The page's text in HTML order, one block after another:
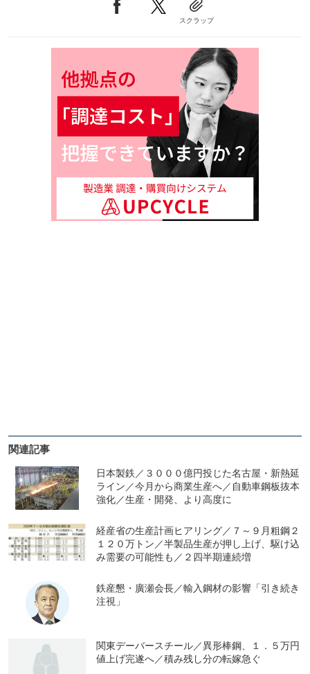
スクラップ
関連記事
日本製鉄／３０００億円投じた名古屋・新熱延
ライン／今月から商業生産へ／自動車鋼板抜本
強化／生産・開発、より高度に
経産省の生産計画ヒアリング／７～９月粗鋼２
１２０万トン／半製品生産が押し上げ、駆け込
み需要の可能性も／２四半期連続増
鉄産懇・廣瀬会長／輸入鋼材の影響「引き続き
注視」
関東デーバースチール／異形棒鋼、１．５万円
値上げ完遂へ／積み残し分の転嫁急ぐ